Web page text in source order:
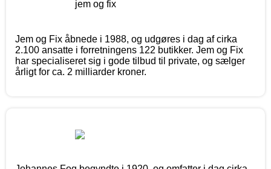
Jem og Fix åbnede i 1988, og udgøres i dag af cirka
2.100 ansatte i forretningens 122 butikker. Jem og Fix
har specialiseret sig i gode tilbud til private, og sælger
årligt for ca. 2 milliarder kroner.